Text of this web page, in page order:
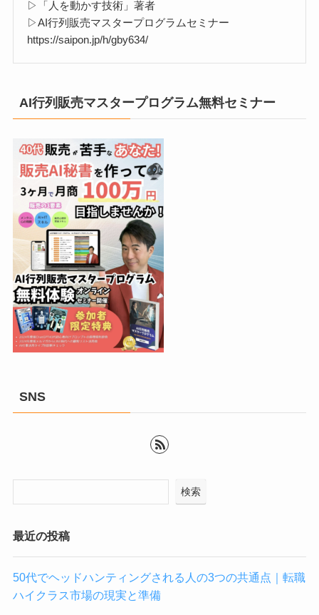
▷「人を動かす技術」著者
▷AI行列販売マスタープログラムセミナー
https://saipon.jp/h/gby634/
AI行列販売マスタープログラム無料セミナー
SNS
検索
最近の投稿
50代でヘッドハンティングされる人の3つの共通点｜転職
ハイクラス市場の現実と準備